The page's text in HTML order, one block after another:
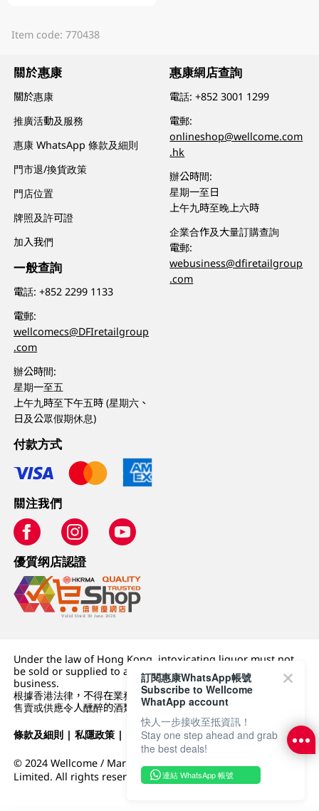
Item code: 770438
關於惠康
關於惠康
推廣活動及服務
惠康 WhatsApp 條款及細則
門市退/換貨政策
門店位置
牌照及許可證
加入我們
一般查詢
電話:+852 2299 1133
電郵:
wellcomecs@DFIretailgroup
.com
辦公時間:
星期一至五
上午九時至下午五時 (星期六、
日及公眾假期休息)
惠康網店查詢
電話:+852 3001 1299
電郵:
onlineshop@wellcome.com
.hk
辦公時間:
星期一至日
上午九時至晚上六時
企業合作及大量訂購查詢
電郵:
webusiness@dfiretailgroup
.com
付款方式
關注我們
優質纲店認證
Under the law of Hong Kong, intoxicating liquor must not
be sold or supplied to a minor (under 18) in the course of
business.
根據香港法律，不得在業務過程中，向未成年人 (18 歲以下人士)
售賣或供應令人醺醉的酒類。
條款及細則 |私隱政策 | DFI零售集團
© 2024 Wellcome / Market Place. The Dairy Farm Company
Limited. All rights reserved.
訂閱惠康WhatsApp帳號
Subscribe to Wellcome
WhatApp account
快人一步接收至抵資訊！
Stay one step ahead and grab
the best deals!
連結 WhatsApp 帳號